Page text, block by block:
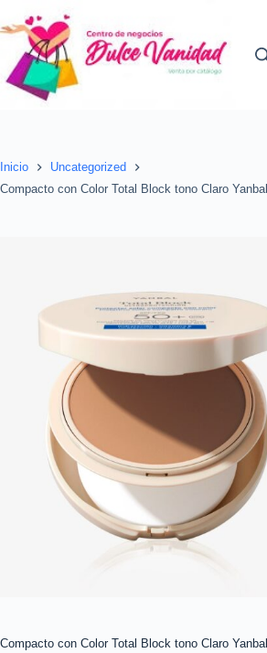
al
contenido
Inicio
Uncategorized
Compacto con Color Total Block tono Claro Yanbal
Compacto con Color Total Block tono Claro Yanbal